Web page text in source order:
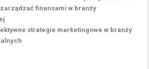
finansami w branży
strategie marketingowe w branży